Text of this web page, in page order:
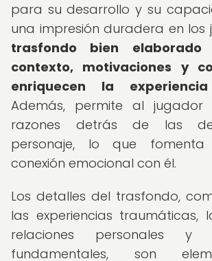
para su desarrollo y su
una impresión duradera en los
trasfondo bien elaborado
contexto, motivaciones y
enriquecen la
Además, permite al jugador
razones detrás de las
personaje, lo que
conexión emocional con él.
Los detalles del trasfondo,
las experiencias traumáticas,
relaciones personales y
fundamentales, son